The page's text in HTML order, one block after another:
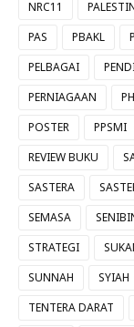
NRC11
PAS
PBAKL
PELBAGAI
PERNIAGAAN
PH
POSTER
PPSMI
REVIEW BUKU
SASTERA
SEMASA
STRATEGI
SUNNAH
SYIAH
TENTERA DARAT